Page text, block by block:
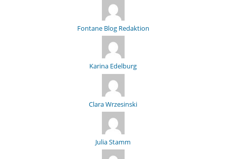
Fontane Blog Redaktion
Karina Edelburg
Clara Wrzesinski
Julia Stamm